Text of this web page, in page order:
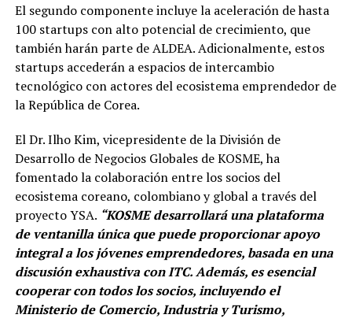
El segundo componente incluye la aceleración de hasta
100 startups con alto potencial de crecimiento, que
también harán parte de ALDEA. Adicionalmente, estos
startups accederán a espacios de intercambio
tecnológico con actores del ecosistema emprendedor de
la República de Corea.
El Dr. Ilho Kim, vicepresidente de la División de
Desarrollo de Negocios Globales de KOSME, ha
fomentado la colaboración entre los socios del
ecosistema coreano, colombiano y global a través del
proyecto YSA. “KOSME desarrollará una plataforma
de ventanilla única que puede proporcionar apoyo
integral a los jóvenes emprendedores, basada en una
discusión exhaustiva con ITC. Además, es esencial
cooperar con todos los socios, incluyendo el
Ministerio de Comercio, Industria y Turismo,